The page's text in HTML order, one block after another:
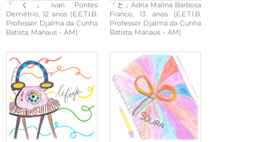
「く」Ivan Pontes
Demétrio, 12 anos (E.E.T.I.B.
Professor Djalma da Cunha
Batista, Manaus – AM)
「と」Adria Malina Barbosa
Franco, 13 anos (E.E.T.I.B.
Professor Djalma da Cunha
Batista, Manaus – AM)